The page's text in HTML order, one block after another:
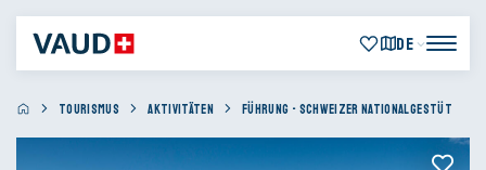
DE
TOURISMUS AKTIVITÄTEN FÜHRUNG - SCHWEIZER NATIONALGESTÜT